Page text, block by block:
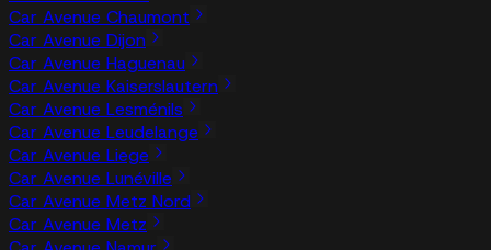
Car Avenue Chaumont
Car Avenue Dijon
Car Avenue Haguenau
Car Avenue Kaiserslautern
Car Avenue Lesménils
Car Avenue Leudelange
Car Avenue Liege
Car Avenue Lunéville
Car Avenue Metz Nord
Car Avenue Metz